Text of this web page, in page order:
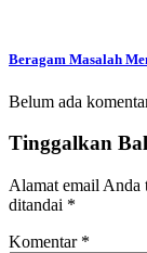
Beragam Masalah
Belum ada
Tinggalkan
Alamat email Anda
ditandai *
Komentar *